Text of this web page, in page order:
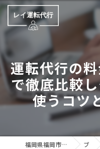
運転代行の
で徹底比較
使うコツ
福岡県福岡市の運転代行ならレイ運転代行 ブログ